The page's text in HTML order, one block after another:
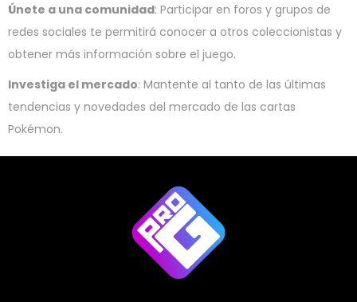
Únete a una comunidad: Participar en foros y grupos de
redes sociales te permitirá conocer a otros coleccionistas y
obtener más información sobre el juego.
Investiga el mercado: Mantente al tanto de las últimas
tendencias y novedades del mercado de las cartas
Pokémon.